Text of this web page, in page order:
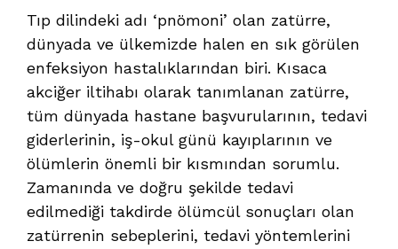
Tıp dilindeki adı ‘pnömoni’ olan zatürre,
dünyada ve ülkemizde halen en sık görülen
enfeksiyon hastalıklarından biri. Kısaca
akciğer iltihabı olarak tanımlanan zatürre,
tüm dünyada hastane başvurularının, tedavi
giderlerinin, iş-okul günü kayıplarının ve
ölümlerin önemli bir kısmından sorumlu.
Zamanında ve doğru şekilde tedavi
edilmediği takdirde ölümcül sonuçları olan
zatürrenin sebeplerini, tedavi yöntemlerini